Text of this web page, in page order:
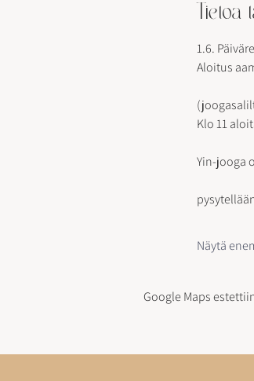
1.6.
Aloitus
Klo 11
Yin-jooga
Näytä
Google Maps